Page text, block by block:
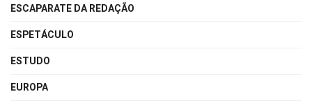
ESCAPARATE DA REDAÇÃO
ESPETÁCULO
ESTUDO
EUROPA